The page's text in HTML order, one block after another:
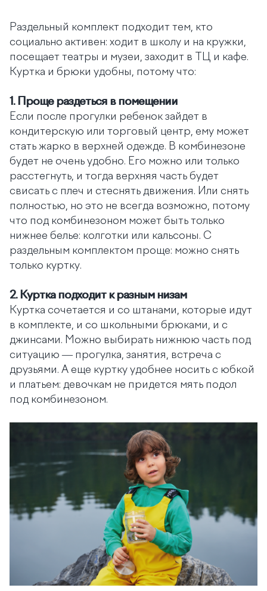
Раздельный комплект подходит тем, кто
социально активен: ходит в школу и на кружки,
посещает театры и музеи, заходит в ТЦ и кафе.
Куртка и брюки удобны, потому что:
1.
Проще раздеться в помещении
Если после прогулки ребенок зайдет в
кондитерскую или торговый центр, ему может
стать жарко в верхней одежде. В комбинезоне
будет не очень удобно. Его можно или только
расстегнуть, и тогда верхняя часть будет
свисать с плеч и стеснять движения. Или снять
полностью, но это не всегда возможно, потому
что под комбинезоном может быть только
нижнее белье: колготки или кальсоны. С
раздельным комплектом проще: можно снять
только куртку.
2. Куртка подходит к разным низам
Куртка сочетается и со штанами, которые идут
в комплекте, и со школьными брюками, и с
джинсами. Можно выбирать нижнюю часть под
ситуацию — прогулка, занятия, встреча с
друзьями. А еще куртку удобнее носить с юбкой
и платьем: девочкам не придется мять подол
под комбинезоном.